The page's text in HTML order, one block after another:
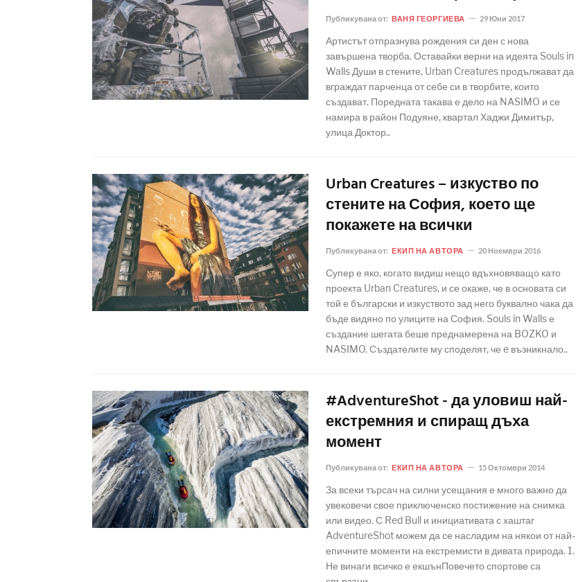
Публикувана от: ВАНЯ ГЕОРГИЕВА 29 Юни 2017
Артистът отпразнува рождения си ден с нова
завършена творба. Оставайки верни на идеята Souls in
Walls Души в стените, Urban Creatures продължават да
вграждат парченца от себе си в творбите, които
създават. Поредната такава е дело на NASIMO и се
намира в район Подуяне, квартал Хаджи Димитър,
улица Доктор..
Urban Creatures – изкуство по
стените на София, което ще
покажете на всички
Публикувана от: ЕКИП НА АВТОРА 20 Ноември 2016
Супер е яко, когато видиш нещо вдъхновяващо като
проекта Urban Creatures, и се окаже, че в основата си
той е български и изкуството зад него буквално чака да
бъде видяно по улиците на София. Souls in Walls е
създание шегата беше преднамерена на BOZKO и
NASIMO. Създателите му споделят, че e възникнало..
#AdventureShot - да уловиш най-
екстремния и спиращ дъха
момент
Публикувана от: ЕКИП НА АВТОРА 15 Октомври 2014
За всеки търсач на силни усещания е много важно да
увековечи свое приключенско постижение на снимка
или видео. С Red Bull и инициативата с хаштаг
AdventureShot можем да се насладим на някои от най-
епичните моменти на екстремисти в дивата природа. 1.
Не винаги всичко е екшънПовечето спортове са